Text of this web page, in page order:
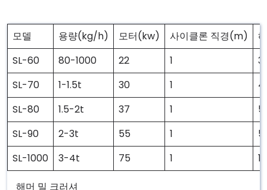
모델 용량(kg/h) 모터(kw) 사이클론 직경(m)
SL-60
80-1000 22 1
SL-70
1-1.5t 30 1
SL-80
1.5-2t 37 1
SL-90
2-3t 55 1
SL-1000
3-4t 75 1
해머 밀 크러셔